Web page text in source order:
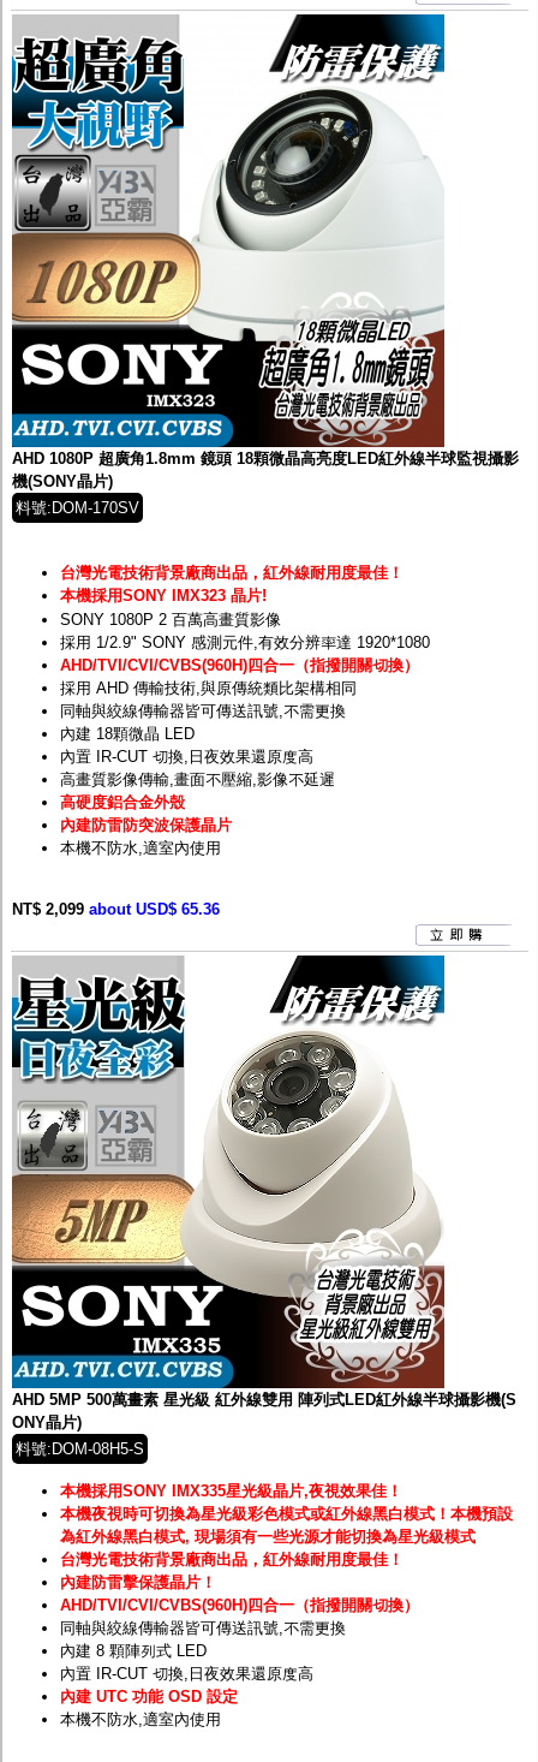
AHD 1080P 超廣角1.8mm 鏡頭 18顆微晶高亮度LED紅外線半球監視攝影
機(SONY晶片)
料號:DOM-170SV
台灣光電技術背景廠商出品，紅外線耐用度最佳！
本機採用SONY IMX323 晶片!
SONY 1080P 2 百萬高畫質影像
採用 1/2.9" SONY 感測元件,有效分辨率達 1920*1080
AHD/TVI/CVI/CVBS(960H)四合一（指撥開關切換）
採用 AHD 傳輸技術,與原傳統類比架構相同
同軸與絞線傳輸器皆可傳送訊號,不需更換
內建 18顆微晶 LED
內置 IR-CUT 切換,日夜效果還原度高
高畫質影像傳輸,畫面不壓縮,影像不延遲
高硬度鋁合金外殼
內建防雷防突波保護晶片
本機不防水,適室內使用
NT$ 2,099 about USD$ 65.36
AHD 5MP 500萬畫素 星光級 紅外線雙用 陣列式LED紅外線半球攝影機(S
ONY晶片)
料號:DOM-08H5-S
本機採用SONY IMX335星光級晶片,夜視效果佳！
本機夜視時可切換為星光級彩色模式或紅外線黑白模式！ 本機預設
為紅外線黑白模式, 現場須有一些光源才能切換為星光級模式
台灣光電技術背景廠商出品，紅外線耐用度最佳！
內建防雷擊保護晶片！
AHD/TVI/CVI/CVBS(960H)四合一（指撥開關切換）
同軸與絞線傳輸器皆可傳送訊號,不需更換
內建 8 顆陣列式 LED
內置 IR-CUT 切換,日夜效果還原度高
內建 UTC 功能 OSD 設定
本機不防水,適室內使用